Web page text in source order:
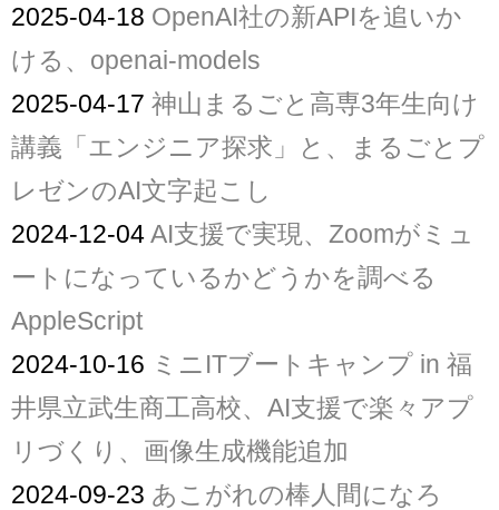
2025-04-18 OpenAI社の新APIを追いか
ける、openai-models
2025-04-17 神山まるごと高専3年生向け
講義「エンジニア探求」と、まるごとプ
レゼンのAI文字起こし
2024-12-04AI支援で実現、Zoomがミュ
ートになっているかどうかを調べる
AppleScript
2024-10-16 ミニITブートキャンプ in 福
井県立武生商工高校、AI支援で楽々アプ
リづくり、画像生成機能追加
2024-09-23 あこがれの棒人間になろ